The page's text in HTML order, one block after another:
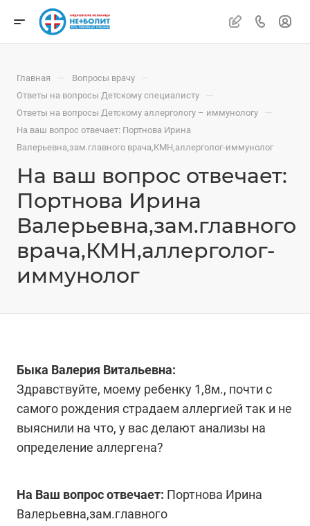
Главная — Вопросы врачу —
Ответы на вопросы Детскому специалисту —
Ответы на вопросы Детскому аллергологу – иммунологу —
На ваш вопрос отвечает: Портнова Ирина
Валерьевна,зам.главного врача,КМН,аллерголог-иммунолог
На ваш вопрос отвечает:
Портнова Ирина
Валерьевна,зам.главного
врача,КМН,аллерголог-
иммунолог
Быка Валерия Витальевна:
Здравствуйте, моему ребенку 1,8м., почти с
самого рождения страдаем аллергией так и не
выяснили на что, у вас делают анализы на
определение аллергена?
На Ваш вопрос отвечает: Портнова Ирина
Валерьевна,зам.главного